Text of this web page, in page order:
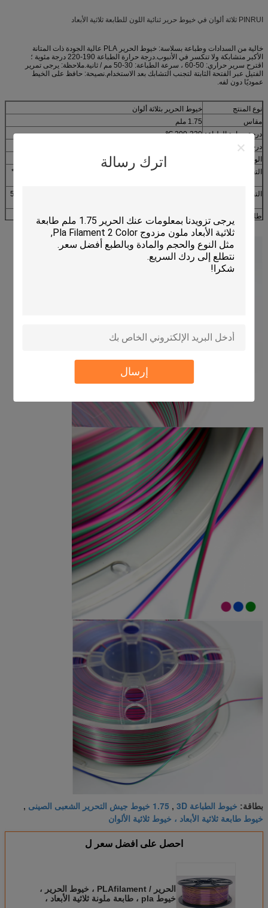
اترك رسالة
إرسال
PINRUI ثلاثة ألوان في خيوط حرير ثنائية اللون للطابعة ثلاثية الأبعاد
خالية من السدادات وطباعة بسلاسة: خيوط الحرير PLA عالية الجودة ذات المتانة
الأكبر متشابكة ولا تنكسر في الأنبوب.درجة حرارة الطباعة 190-220 درجة مئوية ؛
اقترح سرير حراري: 50-60 ، سرعة الطباعة: 30-50 مم / ثانية.ملاحظة: يرجى تمرير
الفتيل عبر الفتحة الثابتة لتجنب التشابك بعد الاستخدام.نصيحة: حافظ على الخيط
عموديًا دون لفه.
نوع المنتج
خيوط الحرير بثلاثة ألوان
مقاس
1.75 ملم
درجة حرارة الطباعة 200-220 ℃
درجة حرارة الأرض
الوزن القياسي
الوزن الصافي 1.0 كجم ، الوزن الإجمالي 1.3 كجم
التعبئة والتغليف
8 قطع في الكرتون ، 11.5 كجم لكل كرتون ؛ حجم الكرتون 43.5 *
التخصيص:
يمكن تخصيصها: 250 جم ، 500 جم ، 1.0 كجم ، 2 كجم ، 3 كجم ، 5
طلب:
نماذج SPrint ، النماذج ، الحرف اليدوية ، التماثيل ، أواني الزهور.
بطاقة: خيوط الطباعة 3D , 1.75 خيوط جيش التحرير الشعبى الصينى ,
خيوط طابعة ثلاثية الأبعاد ، خيوط ثلاثية الألوان
احصل على افضل سعر ل
الحرير / PLAfilament ، خيوط الحرير ،
خيوط pla ، طابعة ملونة ثلاثية الأبعاد ،